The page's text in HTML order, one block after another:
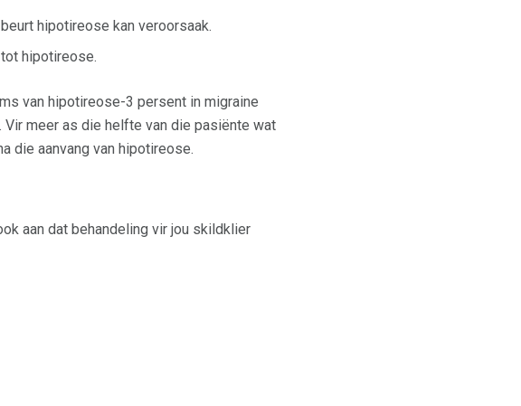
hipotireose kan veroorsaak.
hipotireose.
van hipotireose-3 persent in migraine
meer as die helfte van die pasiënte wat
die aanvang van hipotireose.
aan dat behandeling vir jou skildklier